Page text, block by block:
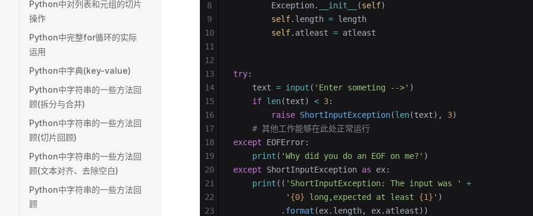
Python中对列表和元组的切片
操作
Python中完整for循环的实际
运用
Python中字典(key-value)
Python中字符串的一些方法回
顾(拆分与合并)
Python中字符串的一些方法回
顾(切片回顾)
Python中字符串的一些方法回
顾(文本对齐、去除空白)
Python中字符串的一些方法回
顾
        Exception.
__init__ (self)
        self
.length = length
        self
.atleast = atleast
try:
    text
= input ( 'Enter someting -->' )
    if
len(text) < 3:
        raise
ShortInputException(len(text), 3)
    # 其他工作能够在此处正常运行
except EOFError:
    print
( 'Why did you do an EOF on me?' )
except ShortInputException as ex:
    print
(( 'ShortInputException: The input was '
+
           '
{0} long,expected at least {1} ' )
          .
format (ex.length, ex.atleast))
8
9
10
11
12
13
14
15
16
17
18
19
20
21
22
23